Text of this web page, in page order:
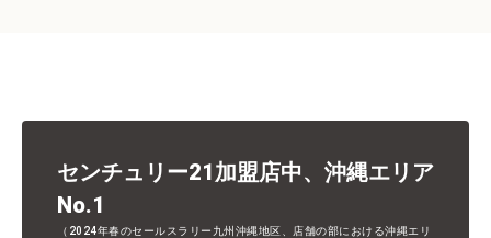
センチュリー21加盟店中、沖縄エリア
No.1
（2024年春のセールスラリー九州沖縄地区、店舗の部における沖縄エリ